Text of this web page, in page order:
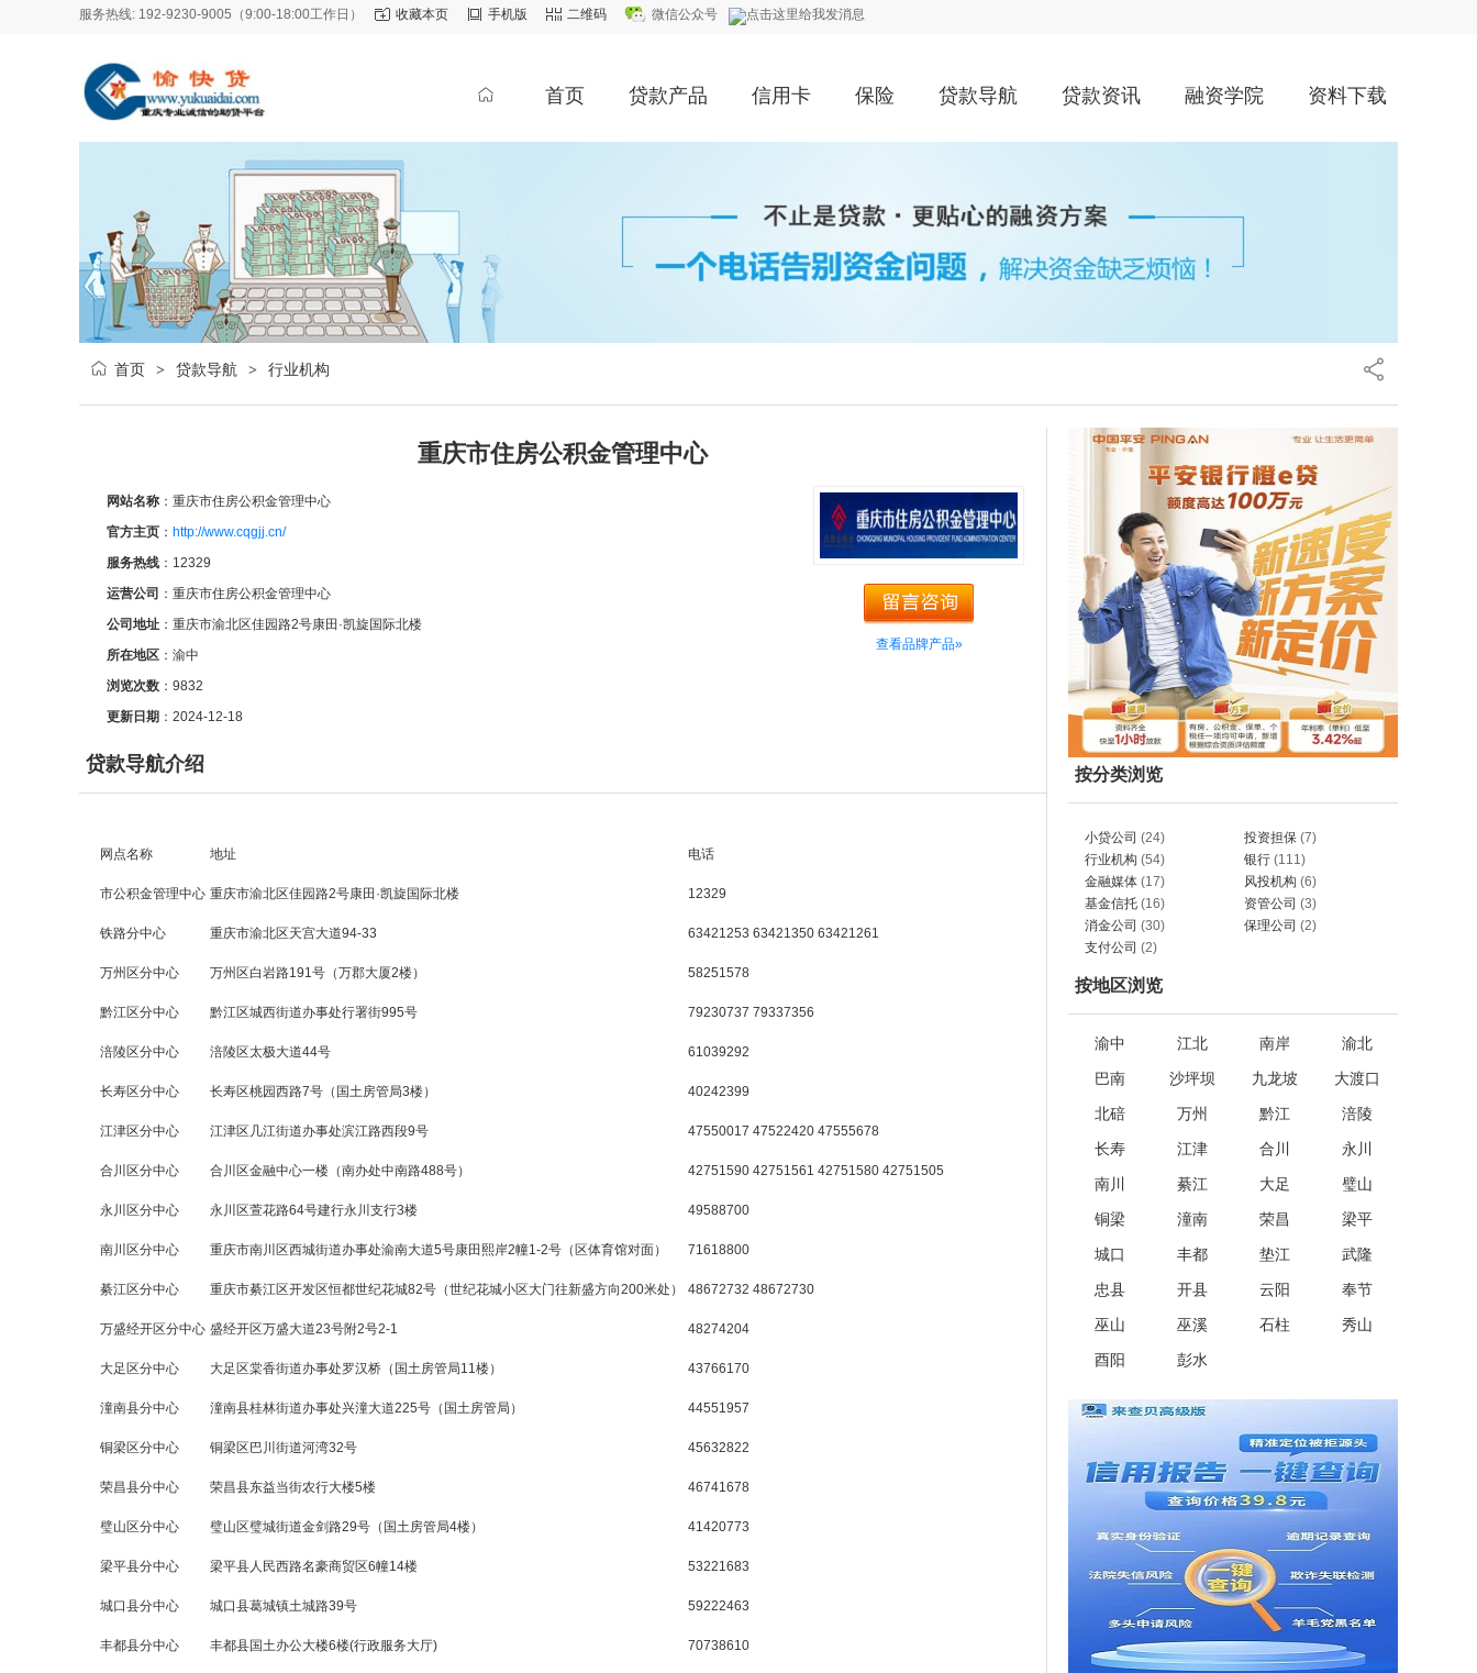
服务热线: 192-9230-9005（9:00-18:00工作日） 收藏本页 手机版 二维码 微信公众号
首页 贷款产品 信用卡 保险 贷款导航 贷款资讯 融资学院 资料下载
首页 > 贷款导航 > 行业机构
重庆市住房公积金管理中心
查看品牌产品»
网站名称 ：重庆市住房公积金管理中心
官方主页 ： http://www.cqgjj.cn/
服务热线 ：12329
运营公司 ：重庆市住房公积金管理中心
公司地址 ：重庆市渝北区佳园路2号康田·凯旋国际北楼
所在地区 ：渝中
浏览次数 ： 9832
更新日期 ：2024-12-18
贷款导航介绍
网点名称 地址 电话
市公积金管理中心 重庆市渝北区佳园路2号康田·凯旋国际北楼 12329
铁路分中心 重庆市渝北区天宫大道94-33 63421253 63421350 63421261
万州区分中心 万州区白岩路191号（万郡大厦2楼） 58251578
黔江区分中心 黔江区城西街道办事处行署街995号 79230737 79337356
涪陵区分中心 涪陵区太极大道44号 61039292
长寿区分中心 长寿区桃园西路7号（国土房管局3楼） 40242399
江津区分中心 江津区几江街道办事处滨江路西段9号 47550017 47522420 47555678
合川区分中心 合川区金融中心一楼（南办处中南路488号） 42751590 42751561 42751580 42751505
永川区分中心 永川区萱花路64号建行永川支行3楼 49588700
南川区分中心 重庆市南川区西城街道办事处渝南大道5号康田熙岸2幢1-2号（区体育馆对面） 71618800
綦江区分中心 重庆市綦江区开发区恒都世纪花城82号（世纪花城小区大门往新盛方向200米处） 48672732 48672730
万盛经开区分中心 盛经开区万盛大道23号附2号2-1 48274204
大足区分中心 大足区棠香街道办事处罗汉桥（国土房管局11楼） 43766170
潼南县分中心 潼南县桂林街道办事处兴潼大道225号（国土房管局） 44551957
铜梁区分中心 铜梁区巴川街道河湾32号 45632822
荣昌县分中心 荣昌县东益当街农行大楼5楼 46741678
璧山区分中心 璧山区璧城街道金剑路29号（国土房管局4楼） 41420773
梁平县分中心 梁平县人民西路名豪商贸区6幢14楼 53221683
城口县分中心 城口县葛城镇土城路39号 59222463
丰都县分中心 丰都县国土办公大楼6楼(行政服务大厅) 70738610
按分类浏览
小贷公司 (24) 投资担保 (7)
行业机构 (54) 银行 (111)
金融媒体 (17) 风投机构 (6)
基金信托 (16) 资管公司 (3)
消金公司 (30) 保理公司 (2)
支付公司 (2)
按地区浏览
渝中 江北 南岸
渝北
巴南
沙坪坝 九龙坡
大渡口
北碚
万州 黔江
涪陵
长寿
江津 合川
永川
南川
綦江 大足
璧山
铜梁
潼南 荣昌
梁平
城口
丰都 垫江
武隆
忠县
开县 云阳
奉节
巫山
巫溪 石柱
秀山
酉阳
彭水